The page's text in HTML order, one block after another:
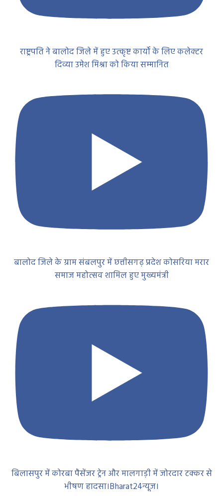
राष्ट्रपति ने बालोद जिले में हुए उत्कृष्ट कार्यों के लिए कलेक्टर
दिव्या उमेश मिश्रा को किया सम्मानित
बालोद जिले के ग्राम संबलपुर में छत्तीसगढ़ प्रदेश कोसरिया मरार
समाज महोत्सव शामिल हुए मुख्यमंत्री
बिलासपुर में कोरबा पैसेंजर ट्रेन और मालगाड़ी में जोरदार टक्कर से
भीषण हादसा।Bharat24न्यूज।